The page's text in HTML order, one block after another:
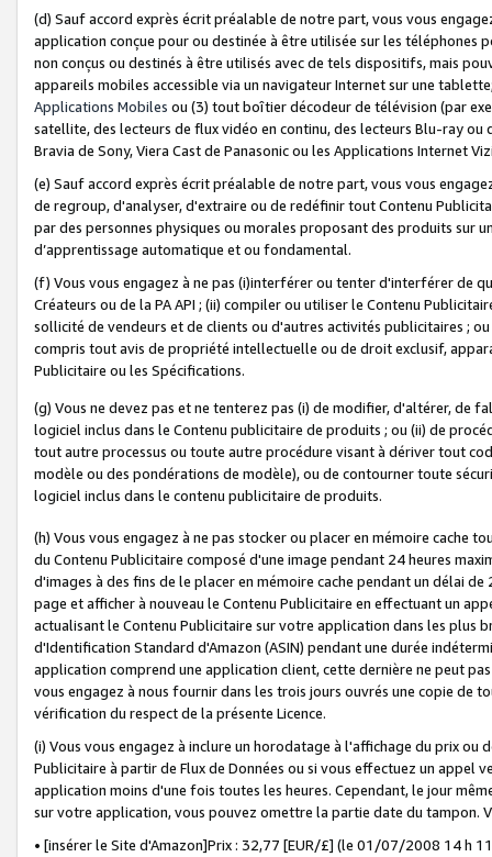
(d) Sauf accord exprès écrit préalable de notre part, vous vous
application conçue pour ou destinée à être utilisée sur les téléphones
non conçus ou destinés à être utilisés avec de tels dispositifs, mais
appareils mobiles accessible via un navigateur Internet sur une
Applications Mobiles ou (3) tout boîtier décodeur de télévision (par
satellite, des lecteurs de flux vidéo en continu, des lecteurs Blu-ray
Bravia de Sony, Viera Cast de Panasonic ou les Applications Internet
(e) Sauf accord exprès écrit préalable de notre part, vous vous
de regroup, d'analyser, d'extraire ou de redéfinir tout Contenu
par des personnes physiques ou morales proposant des produits sur
d’apprentissage automatique et ou fondamental.
(f) Vous vous engagez à ne pas (i)interférer ou tenter d'interférer de
Créateurs ou de la PA API ; (ii) compiler ou utiliser le Contenu
sollicité de vendeurs et de clients ou d'autres activités publicitaires ;
compris tout avis de propriété intellectuelle ou de droit exclusif,
Publicitaire ou les Spécifications.
(g) Vous ne devez pas et ne tenterez pas (i) de modifier, d'altérer, de
logiciel inclus dans le Contenu publicitaire de produits ; ou (ii) de
tout autre processus ou toute autre procédure visant à dériver tout
modèle ou des pondérations de modèle), ou de contourner toute
logiciel inclus dans le contenu publicitaire de produits.
(h) Vous vous engagez à ne pas stocker ou placer en mémoire cache
du Contenu Publicitaire composé d'une image pendant 24 heures
d'images à des fins de le placer en mémoire cache pendant un délai
page et afficher à nouveau le Contenu Publicitaire en effectuant un
actualisant le Contenu Publicitaire sur votre application dans les plus
d'Identification Standard d'Amazon (ASIN) pendant une durée
application comprend une application client, cette dernière ne peut
vous engagez à nous fournir dans les trois jours ouvrés une copie de
vérification du respect de la présente Licence.
(i) Vous vous engagez à inclure un horodatage à l'affichage du prix
Publicitaire à partir de Flux de Données ou si vous effectuez un appel
application moins d'une fois toutes les heures. Cependant, le jour
sur votre application, vous pouvez omettre la partie date du tampon.
• [insérer le Site d'Amazon]Prix : 32,77 [EUR/£] (le 01/07/2008 14 h